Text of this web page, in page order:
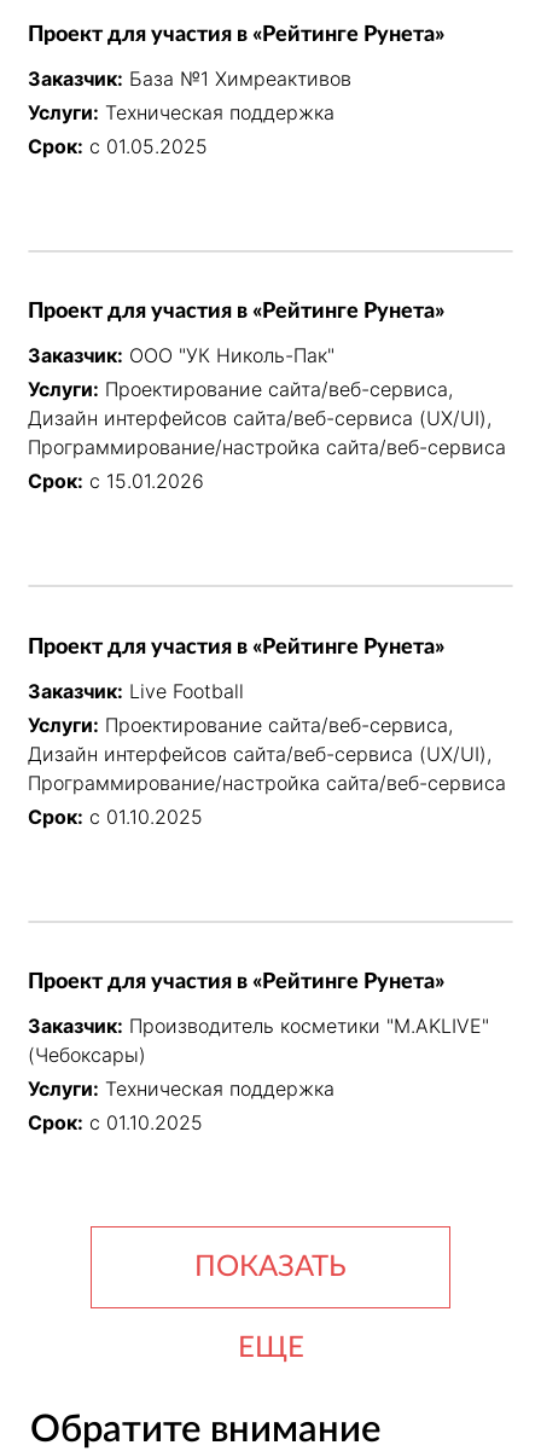
Проект для участия в «Рейтинге Рунета»
Заказчик: База №1 Химреактивов
Услуги: Техническая поддержка
Срок: с 01.05.2025
Проект для участия в «Рейтинге Рунета»
Заказчик: ООО "УК Николь-Пак"
Услуги: Проектирование сайта/веб-сервиса,
Дизайн интерфейсов сайта/веб-сервиса (UX/UI),
Программирование/настройка сайта/веб-сервиса
Срок: с 15.01.2026
Проект для участия в «Рейтинге Рунета»
Заказчик: Live Football
Услуги: Проектирование сайта/веб-сервиса,
Дизайн интерфейсов сайта/веб-сервиса (UX/UI),
Программирование/настройка сайта/веб-сервиса
Срок: с 01.10.2025
Проект для участия в «Рейтинге Рунета»
Заказчик: Производитель косметики "M.AKLIVE"
(Чебоксары)
Услуги: Техническая поддержка
Срок: с 01.10.2025
ПОКАЗАТЬ
ЕЩЕ
Обратите внимание